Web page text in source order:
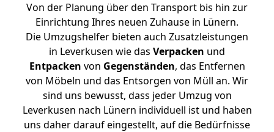
Von der Planung über den Transport bis hin zur
Einrichtung Ihres neuen Zuhause in Lünern.
Die Umzugshelfer bieten auch Zusatzleistungen
in Leverkusen wie das Verpacken und
Entpacken von Gegenständen, das Entfernen
von Möbeln und das Entsorgen von Müll an. Wir
sind uns bewusst, dass jeder Umzug von
Leverkusen nach Lünern individuell ist und haben
uns daher darauf eingestellt, auf die Bedürfnisse